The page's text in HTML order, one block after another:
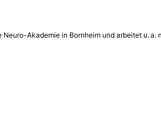
Akademie in Bornheim und arbeitet u.